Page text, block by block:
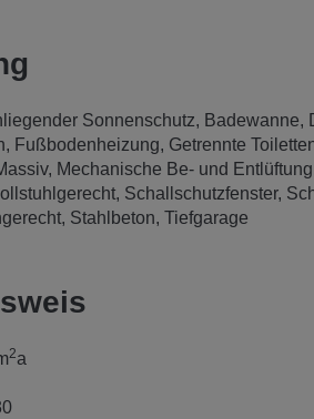
Sonnenschutz Badewanne
Fußbodenheizung Getrennte
Mechanische Be- und Entlüftung
Schallschutzfenster
Stahlbeton Tiefgarage
2a